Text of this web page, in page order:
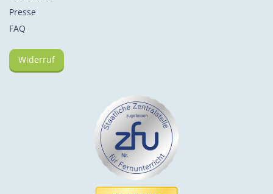
Presse
FAQ
Widerruf